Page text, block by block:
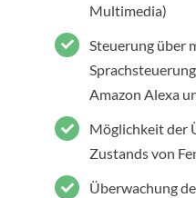
Multimedia)
Steuerung über
Amazon Alexa
Möglichkeit der
Zustands von
Überwachung